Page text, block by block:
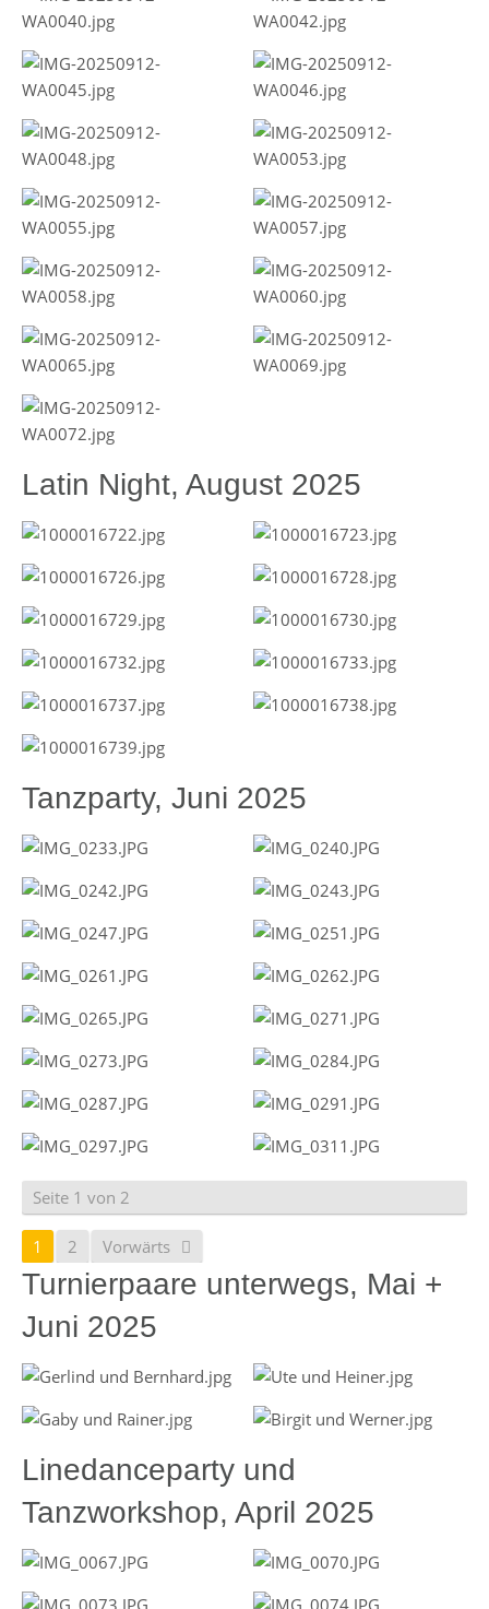
Latin Night, August 2025
Tanzparty, Juni 2025
Seite 1 von 2
1 2 Vorwärts
Turnierpaare unterwegs, Mai +
Juni 2025
Linedanceparty und
Tanzworkshop, April 2025